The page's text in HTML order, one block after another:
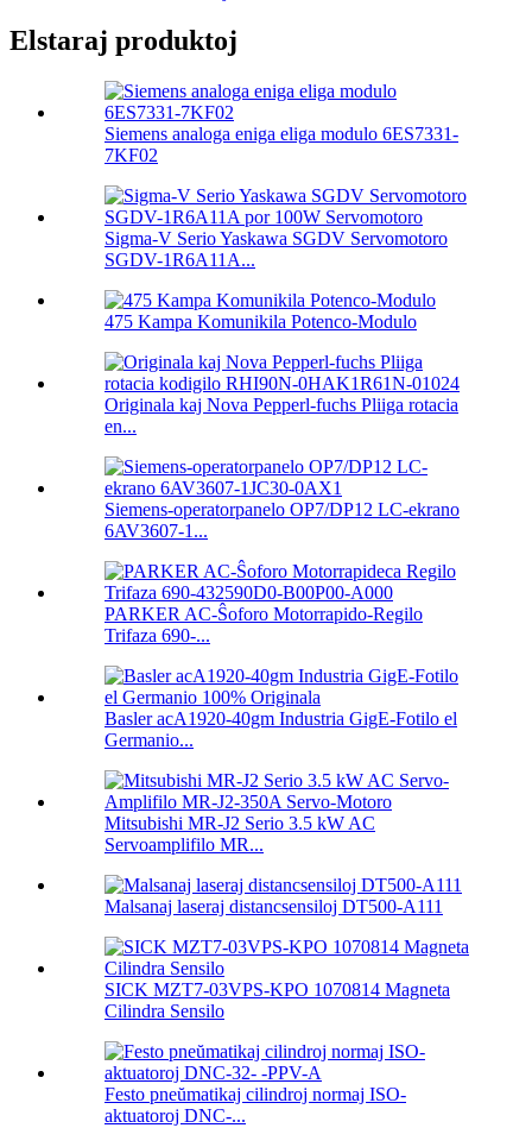
Elstaraj produktoj
Siemens analoga eniga eliga modulo 6ES7331-
7KF02
Sigma-V Serio Yaskawa SGDV Servomotoro
SGDV-1R6A11A...
475 Kampa Komunikila Potenco-Modulo
Originala kaj Nova Pepperl-fuchs Pliiga rotacia
en...
Siemens-operatorpanelo OP7/DP12 LC-ekrano
6AV3607-1...
PARKER AC-Ŝoforo Motorrapido-Regilo
Trifaza 690-...
Basler acA1920-40gm Industria GigE-Fotilo el
Germanio...
Mitsubishi MR-J2 Serio 3.5 kW AC
Servoamplifilo MR...
Malsanaj laseraj distancsensiloj DT500-A111
SICK MZT7-03VPS-KPO 1070814 Magneta
Cilindra Sensilo
Festo pneŭmatikaj cilindroj normaj ISO-
aktuatoroj DNC-...